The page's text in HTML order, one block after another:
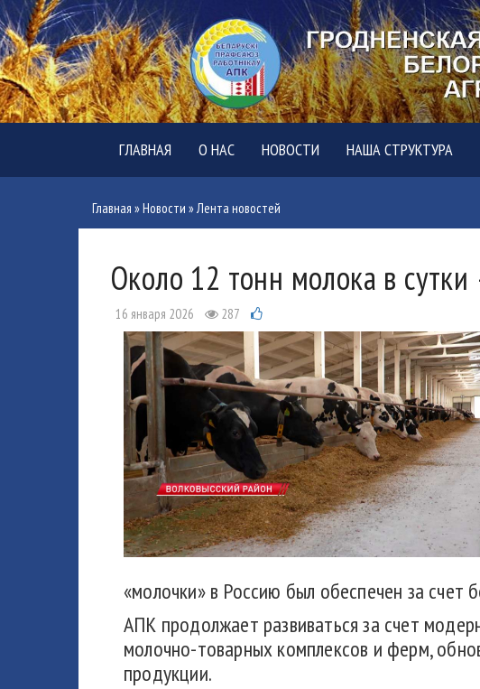
ГЛАВНАЯ О НАС НОВОСТИ НАША СТРУКТУРА
Главная »Новости »Лента новостей
Около 12 тонн молока в
16 января 2026 287
«молочки» в Россию был обеспечен за счет
АПК продолжает развиваться за счет
молочно-товарных комплексов и ферм,
продукции.